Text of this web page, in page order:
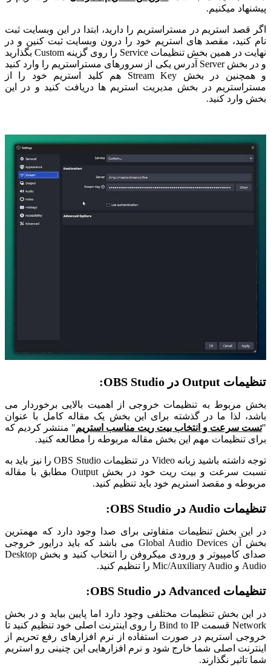
پیشنهاد میکنیم.
اگر قصد استریم در مستراستریم را دارید، ابتدا در این وبسایت ثبت
نام کنید، مقصد های استریم خود را درون وبسایت ثبت کنین و در
نهایت در همین بخش تنظیمات Service را روی گزینه Custom بگذارید
و در بخش Server آدرس یکی از سرورهای مستراستریم را وارد کنید
و همچنین در بخش Stream Key هم کلید استریم خود را از
مستراستریم در بخش مدیریت استریم ها دریافت کنید و در این
بخش وارد کنید.
تنظیمات Output در OBS Studio:
بخش مربوط به تنظیمات خروجی از اهمیت بالایی برخوردار می
باشد، لذا ما در گذشته برای این بخش یک مقاله کامل با عنوان
"تست سرعت و انتخاب بیت ریت مناسب استریم" منتشر کردیم که
برای تنظیمات مهم این بخش مقاله مربوطه را مطالعه کنید.
توجه داشته باشید زبانه Video در تنظیمات OBS Studio را نیز باید به
نسبت سرعت و بیت ریت خود در بخش Output مطابق با مقاله
مربوطه و مقصد استریم خود باید تنظیم کنید.
تنظیمات Audio در OBS Studio:
در این بخش تنظیمات متفاوتی برای صدا وجود دارد که مهمترین
بخش آن Global Audio Devices می باشد که باید درایور خروجی
صدای کامپیوتر و ورودی میکروفن را انتخاب کنید و بخش Desktop
Audio و Mic/Auxiliary Audio را تنظیم کنید.
تنظیمات Advanced در OBS Studio:
در این بخش تنظیمات مختلفی وجود دارد اما پایین بیاید و در بخش
Network قسمت Bind to IP را روی اینترنت اصلی خود تنظیم کنید تا
خروجی استریم در صورت استفاده از نرم افزارهای رفع تحریم از
اینترنت اصلی شما خارج شود و نرم افزارهایی این چنینی رو استریم
شما تاثیر نگذارند.